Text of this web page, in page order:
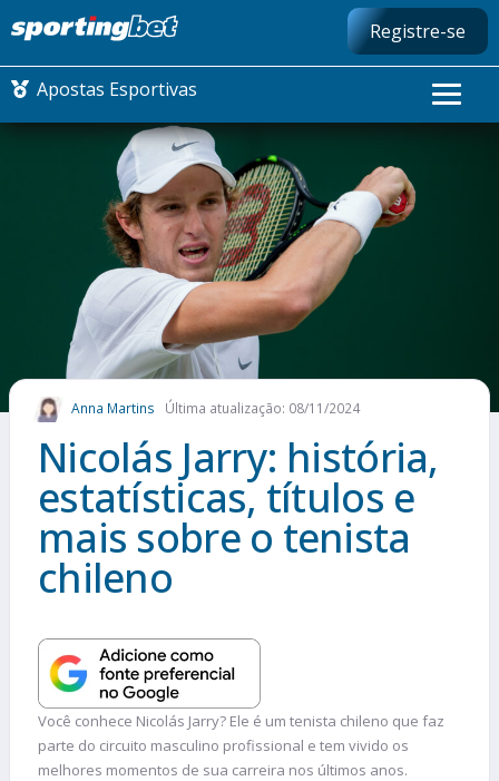
Registre-se
Apostas Esportivas
CONMEBOL LIBERTADORES
FUTEBOL NACIONAL
FUTEBOL INTERNACIONAL
COMO APOSTAR
MAIS ESPORTES
Anna Martins Última atualização: 08/11/2024
Nicolás Jarry: história,
estatísticas, títulos e
mais sobre o tenista
chileno
Você conhece Nicolás Jarry? Ele é um tenista chileno que faz
parte do circuito masculino profissional e tem vivido os
melhores momentos de sua carreira nos últimos anos.